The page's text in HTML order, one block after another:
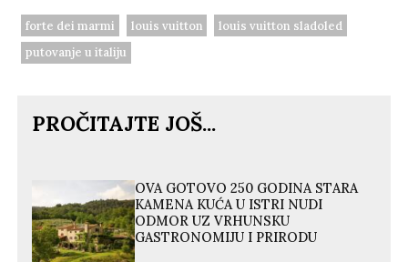
forte dei marmi louis vuitton
louis vuitton sladoled
putovanje u italiju
PROČITAJTE JOŠ...
OVA GOTOVO 250 GODINA STARA
KAMENA KUĆA U ISTRI NUDI
ODMOR UZ VRHUNSKU
GASTRONOMIJU I PRIRODU